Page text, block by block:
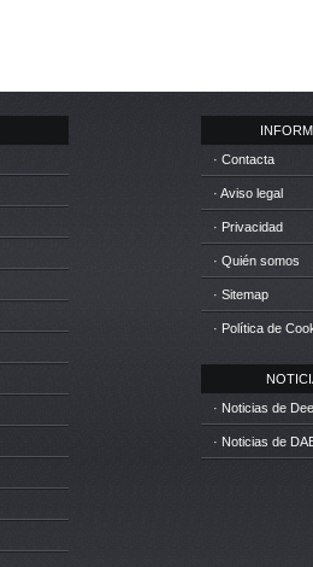
· Contacta
· Aviso legal
· Privacidad
· Quién somos
· Sitemap
· Política de
· Noticias de
· Noticias de